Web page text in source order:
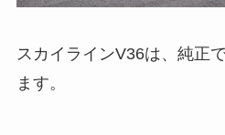
スカイラインV36は、純正
ます。